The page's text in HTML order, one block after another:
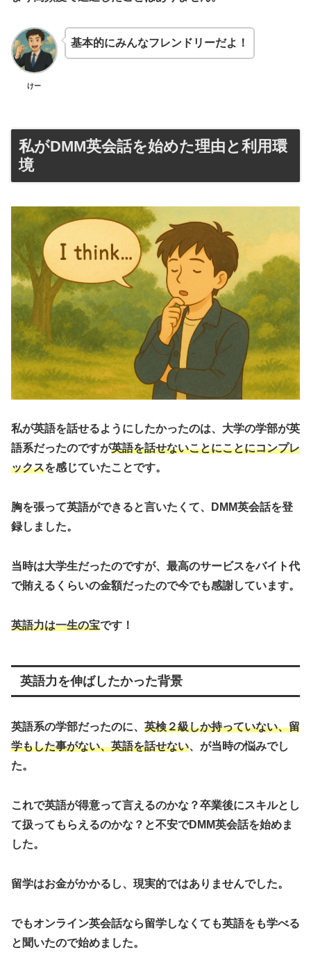
けー
基本的にみんなフレンドリーだよ！
私がDMM英会話を始めた理由と利用環
境
私が英語を話せるようにしたかったのは、大学の学部が英
語系だったのですが英語を話せないことにことにコンプレ
ックスを感じていたことです。
胸を張って英語ができると言いたくて、DMM英会話を登
録しました。
当時は大学生だったのですが、最高のサービスをバイト代
で賄えるくらいの金額だったので今でも感謝しています。
英語力は一生の宝です！
英語力を伸ばしたかった背景
英語系の学部だったのに、 英検２級しか持っていない、留
学もした事がない、英語を話せない、が当時の悩みでし
た。
これで英語が得意って言えるのかな？卒業後にスキルとし
て扱ってもらえるのかな？と不安でDMM英会話を始めま
した。
留学はお金がかかるし、現実的ではありませんでした。
でもオンライン英会話なら留学しなくても英語をも学べる
と聞いたので始めました。